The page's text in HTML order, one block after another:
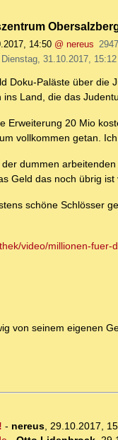
14:50 @ nereus
31.10.2017, 15:12
Doku-Paläste über die
ins Land, die das
Erweiterung 20 Mio
vollkommen getan.
dummen
Geld das noch übrig
schöne Schlösser
video/millionen-
von seinem eigenen
- nereus, 29.10.2017,